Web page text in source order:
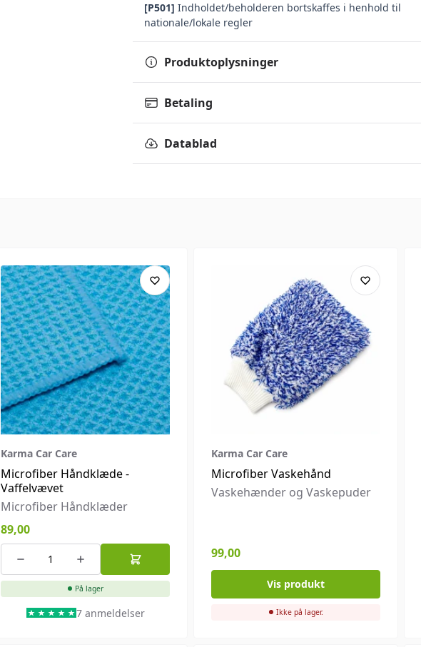
[P501] Indholdet/beholderen bortskaffes i henhold til
nationale/lokale regler
Produktoplysninger
Betaling
Datablad
Karma Car Care
Microfiber Håndklæde -
Vaffelvævet
Microfiber Håndklæder
89,00
På lager
7 anmeldelser
Karma Car Care
Microfiber Vaskehånd
Vaskehænder og Vaskepuder
99,00
Vis produkt
Ikke på lager.